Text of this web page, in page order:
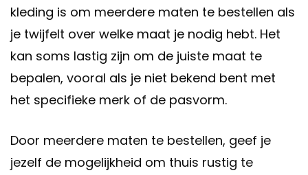
kleding is om meerdere maten te bestellen als
je twijfelt over welke maat je nodig hebt. Het
kan soms lastig zijn om de juiste maat te
bepalen, vooral als je niet bekend bent met
het specifieke merk of de pasvorm.
Door meerdere maten te bestellen, geef je
jezelf de mogelijkheid om thuis rustig te